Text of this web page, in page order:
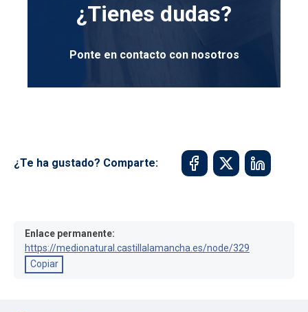
¿Tienes dudas?
Ponte en contacto con nosotros
¿Te ha gustado? Comparte:
Enlace permanente:
https://medionatural.castillalamancha.es/node/329
Copiar